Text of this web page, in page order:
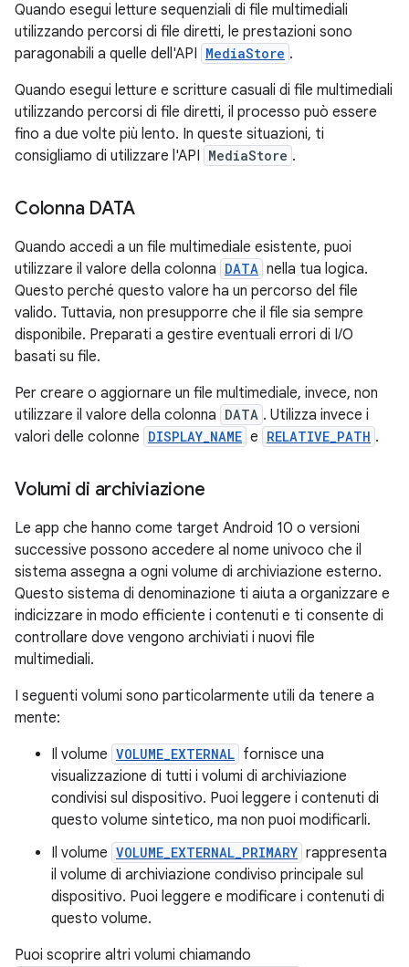
Quando esegui letture sequenziali di file multimediali
utilizzando percorsi di file diretti, le prestazioni sono
paragonabili a quelle dell'API MediaStore .
Quando esegui letture e scritture casuali di file multimediali
utilizzando percorsi di file diretti, il processo può essere
fino a due volte più lento. In queste situazioni, ti
consigliamo di utilizzare l'API MediaStore .
Colonna DATA
Quando accedi a un file multimediale esistente, puoi
utilizzare il valore della colonna DATA nella tua logica.
Questo perché questo valore ha un percorso del file
valido. Tuttavia, non presupporre che il file sia sempre
disponibile. Preparati a gestire eventuali errori di I/O
basati su file.
Per creare o aggiornare un file multimediale, invece, non
utilizzare il valore della colonna DATA . Utilizza invece i
valori delle colonne DISPLAY_NAME e RELATIVE_PATH .
Volumi di archiviazione
Le app che hanno come target Android 10 o versioni
successive possono accedere al nome univoco che il
sistema assegna a ogni volume di archiviazione esterno.
Questo sistema di denominazione ti aiuta a organizzare e
indicizzare in modo efficiente i contenuti e ti consente di
controllare dove vengono archiviati i nuovi file
multimediali.
I seguenti volumi sono particolarmente utili da tenere a
mente:
Il volume VOLUME_EXTERNAL fornisce una
visualizzazione di tutti i volumi di archiviazione
condivisi sul dispositivo. Puoi leggere i contenuti di
questo volume sintetico, ma non puoi modificarli.
Il volume VOLUME_EXTERNAL_PRIMARY rappresenta
il volume di archiviazione condiviso principale sul
dispositivo. Puoi leggere e modificare i contenuti di
questo volume.
Puoi scoprire altri volumi chiamando